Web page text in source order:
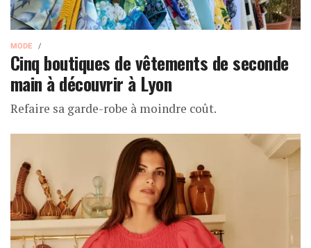
MODE
Cinq boutiques de vêtements de seconde
main à découvrir à Lyon
Refaire sa garde-robe à moindre coût.